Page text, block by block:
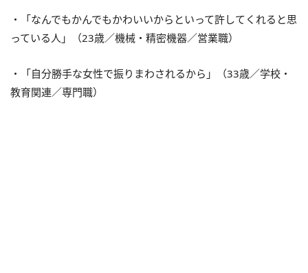
・「なんでもかんでもかわいいからといって許してくれると思
っている人」（23歳／機械・精密機器／営業職）
・「自分勝手な女性で振りまわされるから」（33歳／学校・
教育関連／専門職）